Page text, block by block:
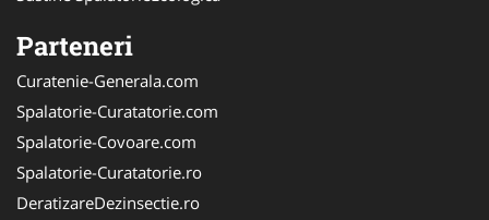
Parteneri
Curatenie-Generala.com
Spalatorie-Curatatorie.com
Spalatorie-Covoare.com
Spalatorie-Curatatorie.ro
DeratizareDezinsectie.ro